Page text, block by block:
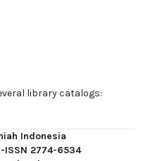
library catalogs:
Indonesia
ISSN 2774-6534